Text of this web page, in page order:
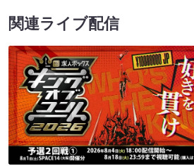
関連ライブ配信